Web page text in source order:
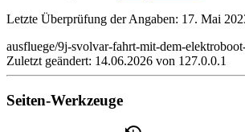
Letzte Überprüfung der Angaben: 17. Mai
ausfluege/9j-svolvar-fahrt-mit-dem-
Zuletzt geändert: 14.06.2026 von 127.0.0.1
Seiten-Werkzeuge